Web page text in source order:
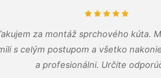
za montáž sprchového kúta.
s celým postupom a všetko
a profesionálni. Určite